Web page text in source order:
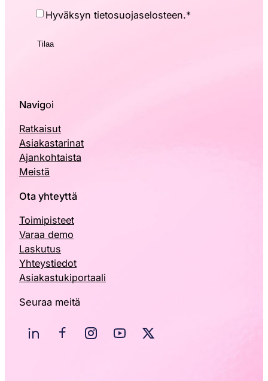
Hyväksyntä*
Hyväksyn tietosuojaselosteen.*
Navigoi
Ratkaisut
Asiakastarinat
Ajankohtaista
Meistä
Ota yhteyttä
Toimipisteet
Varaa demo
Laskutus
Yhteystiedot
Asiakastukiportaali
Seuraa meitä